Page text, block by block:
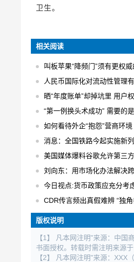
卫生。
相关阅读
叫板苹果“降频门”须有更权
人民币国际化对流动性管理
晒“年度账单”却掉坑里 用户
“第一例换头术成功” 需要的
如何看待外企“抱怨”营商环
消息：全国铁路今起实施新
美国媒体爆料谷歌允许第三方企业读
刘向东：用市场化办法解决
今日视点:货币政策应充分考
CDR传言频出真假难辨 “独
版权说明
【1】 凡本网注明"来源：中
书面授权。转载时需注明来源
【2】 凡本网注明"来源：